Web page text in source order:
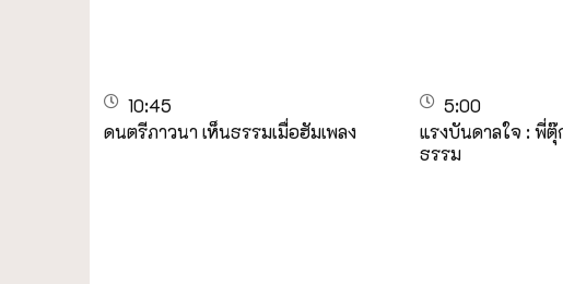
10:45
ดนตรีภาวนา เห็นธรรมเมื่อฮัมเพลง
5:00
แรงบันดาลใจ : พี่
ธรรม